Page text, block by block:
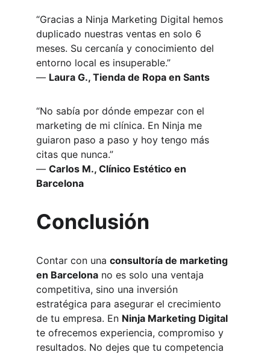
“Gracias a Ninja Marketing Digital hemos
duplicado nuestras ventas en solo 6
meses. Su cercanía y conocimiento del
entorno local es insuperable.”
— Laura G., Tienda de Ropa en Sants
“No sabía por dónde empezar con el
marketing de mi clínica. En Ninja me
guiaron paso a paso y hoy tengo más
citas que nunca.”
— Carlos M., Clínico Estético en
Barcelona
Conclusión
Contar con una consultoría de marketing
en Barcelona no es solo una ventaja
competitiva, sino una inversión
estratégica para asegurar el crecimiento
de tu empresa. En Ninja Marketing Digital
te ofrecemos experiencia, compromiso y
resultados. No dejes que tu competencia